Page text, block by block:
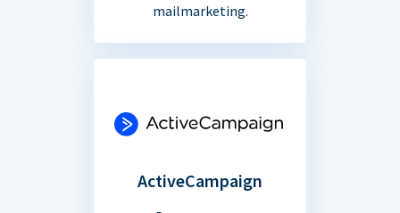
mailmarketing.
ActiveCampaign